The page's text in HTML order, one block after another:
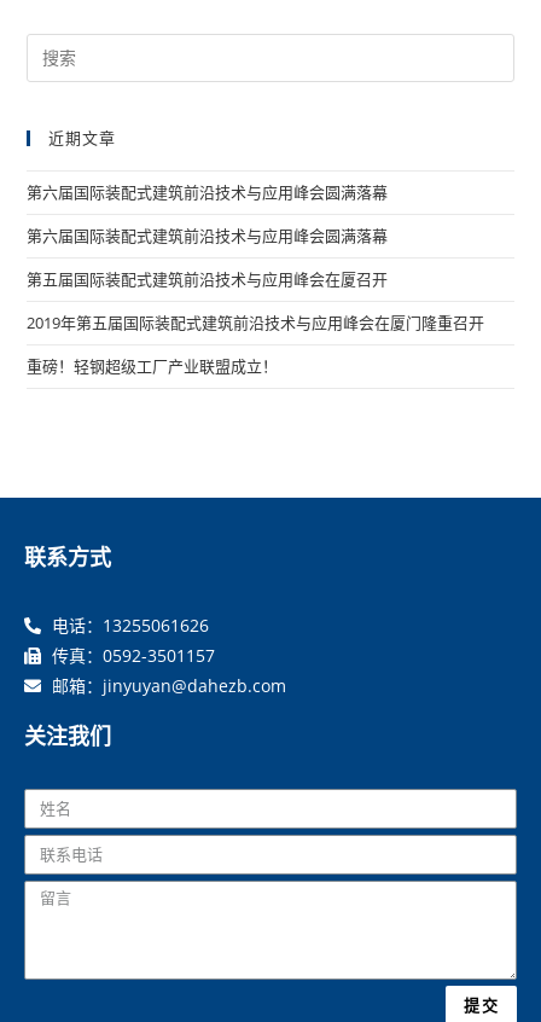
近期文章
第六届国际装配式建筑前沿技术与应用峰会圆满落幕
第六届国际装配式建筑前沿技术与应用峰会圆满落幕
第五届国际装配式建筑前沿技术与应用峰会在厦召开
2019年第五届国际装配式建筑前沿技术与应用峰会在厦门隆重召开
重磅！轻钢超级工厂产业联盟成立！
联系方式
电话：13255061626
传真：0592-3501157
邮箱：jinyuyan@dahezb.com
关注我们
提交